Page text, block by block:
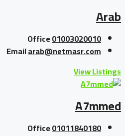
Arab
Office01003020010
Emailarab@netmasr.com
View Listings
A7mmed
Office01011840180